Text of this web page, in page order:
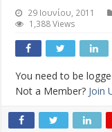
29 Ιουνίου, 2011
1,388 Views
You need to be
Not a Member? Join